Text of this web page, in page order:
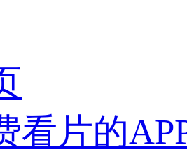
看片的